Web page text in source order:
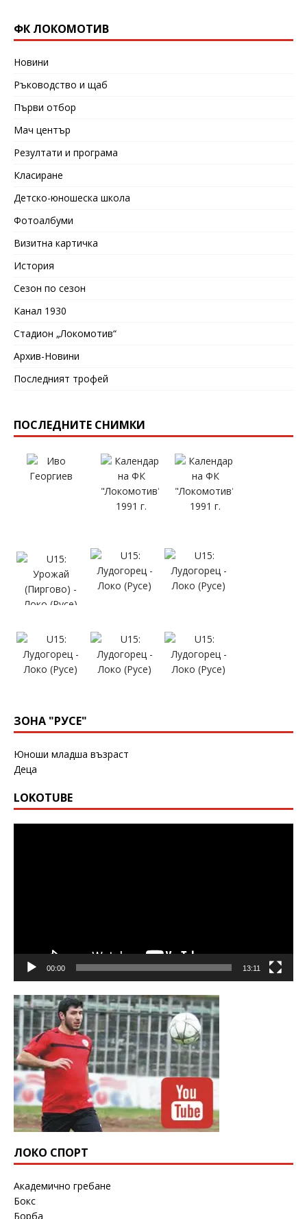
ФК ЛОКОМОТИВ
Новини
Ръководство и щаб
Първи отбор
Мач център
Резултати и програма
Класиране
Детско-юношеска школа
Фотоалбуми
Визитна картичка
История
Сезон по сезон
Канал 1930
Стадион „Локомотив“
Архив-Новини
Последният трофей
ПОСЛЕДНИТЕ СНИМКИ
ЗОНА "РУСЕ"
Юноши младша възраст
Деца
LOKOTUBE
00:00 13:11
ЛОКО СПОРТ
Академично гребане
Бокс
Борба